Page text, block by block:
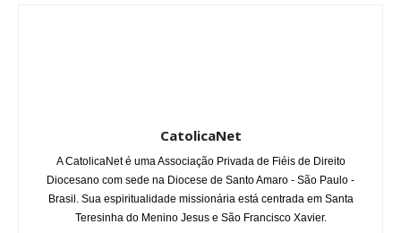
CatolicaNet
A CatolicaNet é uma Associação Privada de Fiéis de Direito
Diocesano com sede na Diocese de Santo Amaro - São Paulo -
Brasil. Sua espiritualidade missionária está centrada em Santa
Teresinha do Menino Jesus e São Francisco Xavier.